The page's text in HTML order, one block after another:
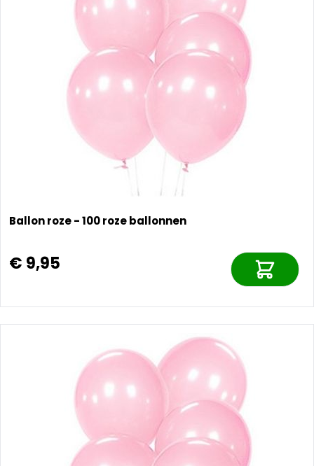
Ballon roze - 100 roze ballonnen
€ 9,95